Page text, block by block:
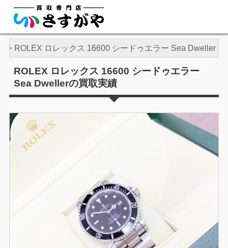
ROLEX ロレックス 16600 シードゥエラー Sea Dweller
ROLEX ロレックス 16600 シードゥエラー
Sea Dwellerの買取実績